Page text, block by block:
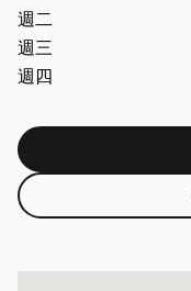
週二
週三
週四